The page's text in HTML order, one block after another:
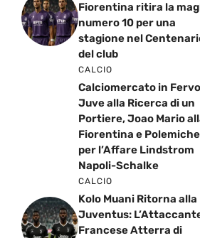
Fiorentina ritira la
numero 10 per una
stagione nel
del club
CALCIO
Calciomercato in
Juve alla Ricerca di un
Portiere, Joao Mario
Fiorentina e Polemiche
per l’Affare Lindstrom
Napoli-Schalke
CALCIO
Kolo Muani Ritorna alla
Juventus:
Francese Atterra di